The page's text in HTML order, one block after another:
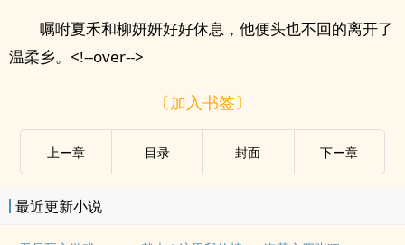
嘱咐夏禾和柳妍妍好好休息，他便头也不回的离开了
温柔乡。<!--over-->
〔加入书签〕
上ー章 目录 封面 下ー章
最近更新小说